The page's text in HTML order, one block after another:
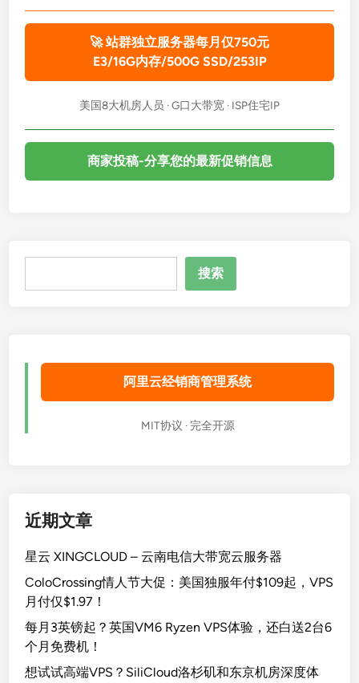
🚀 站群独立服务器每月仅750元
E3/16G内存/500G SSD/253IP
美国8大机房人员 · G口大带宽 · ISP住宅IP
商家投稿-分享您的最新促销信息
搜索
阿里云经销商管理系统
MIT协议 · 完全开源
近期文章
星云 XINGCLOUD – 云南电信大带宽云服务器
ColoCrossing情人节大促：美国独服年付$109起，VPS
月付仅$1.97！
每月3英镑起？英国VM6 Ryzen VPS体验，还白送2台6
个月免费机！
想试试高端VPS？SiliCloud洛杉矶和东京机房深度体